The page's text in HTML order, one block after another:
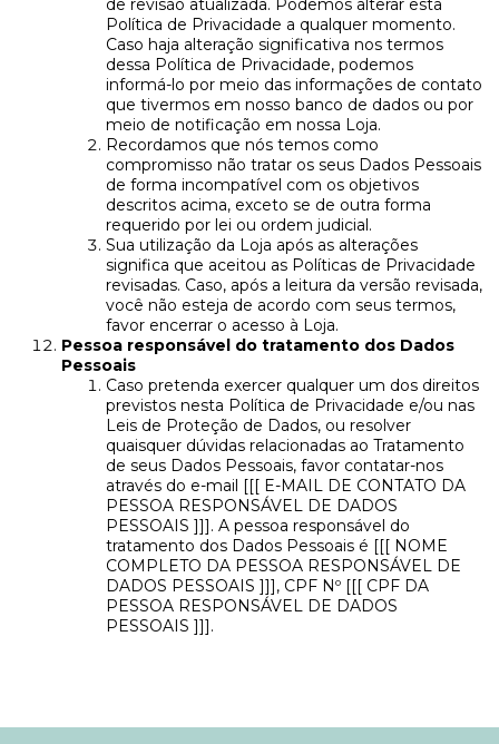
de revisão atualizada. Podemos alterar esta
Política de Privacidade a qualquer momento.
Caso haja alteração significativa nos termos
dessa Política de Privacidade, podemos
informá-lo por meio das informações de contato
que tivermos em nosso banco de dados ou por
meio de notificação em nossa Loja.
Recordamos que nós temos como
compromisso não tratar os seus Dados Pessoais
de forma incompatível com os objetivos
descritos acima, exceto se de outra forma
requerido por lei ou ordem judicial.
Sua utilização da Loja após as alterações
significa que aceitou as Políticas de Privacidade
revisadas. Caso, após a leitura da versão revisada,
você não esteja de acordo com seus termos,
favor encerrar o acesso à Loja.
Pessoa responsável do tratamento dos Dados
Pessoais
Caso pretenda exercer qualquer um dos direitos
previstos nesta Política de Privacidade e/ou nas
Leis de Proteção de Dados, ou resolver
quaisquer dúvidas relacionadas ao Tratamento
de seus Dados Pessoais, favor contatar-nos
através do e-mail [[[ E-MAIL DE CONTATO DA
PESSOA RESPONSÁVEL DE DADOS
PESSOAIS ]]]. A pessoa responsável do
tratamento dos Dados Pessoais é [[[ NOME
COMPLETO DA PESSOA RESPONSÁVEL DE
DADOS PESSOAIS ]]], CPF Nº [[[ CPF DA
PESSOA RESPONSÁVEL DE DADOS
PESSOAIS ]]].